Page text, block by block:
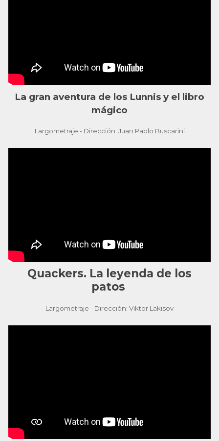
La gran aventura de los Lunnis y el libro
mágico
Largometraje - Dirección: Juan Pablo Buscarini
Quackers. La leyenda de los
patos
Largometraje - Dirección: Viktor Lakisov